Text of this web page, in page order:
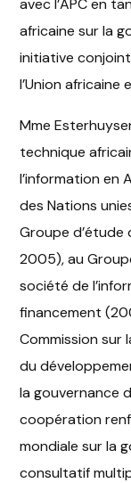
avec l’APC en
africaine sur la
initiative
l’Union africaine
Mme
technique
l’information en
des Nations
Groupe d’étude
2005), au
société de
financement
Commission sur
du
la gouvernance
coopération
mondiale sur la
consultatif